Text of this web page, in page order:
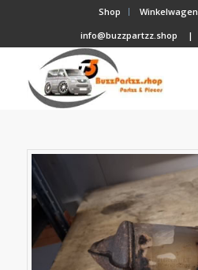
Shop Winkelwagen
info@buzzpartzz.shop
|